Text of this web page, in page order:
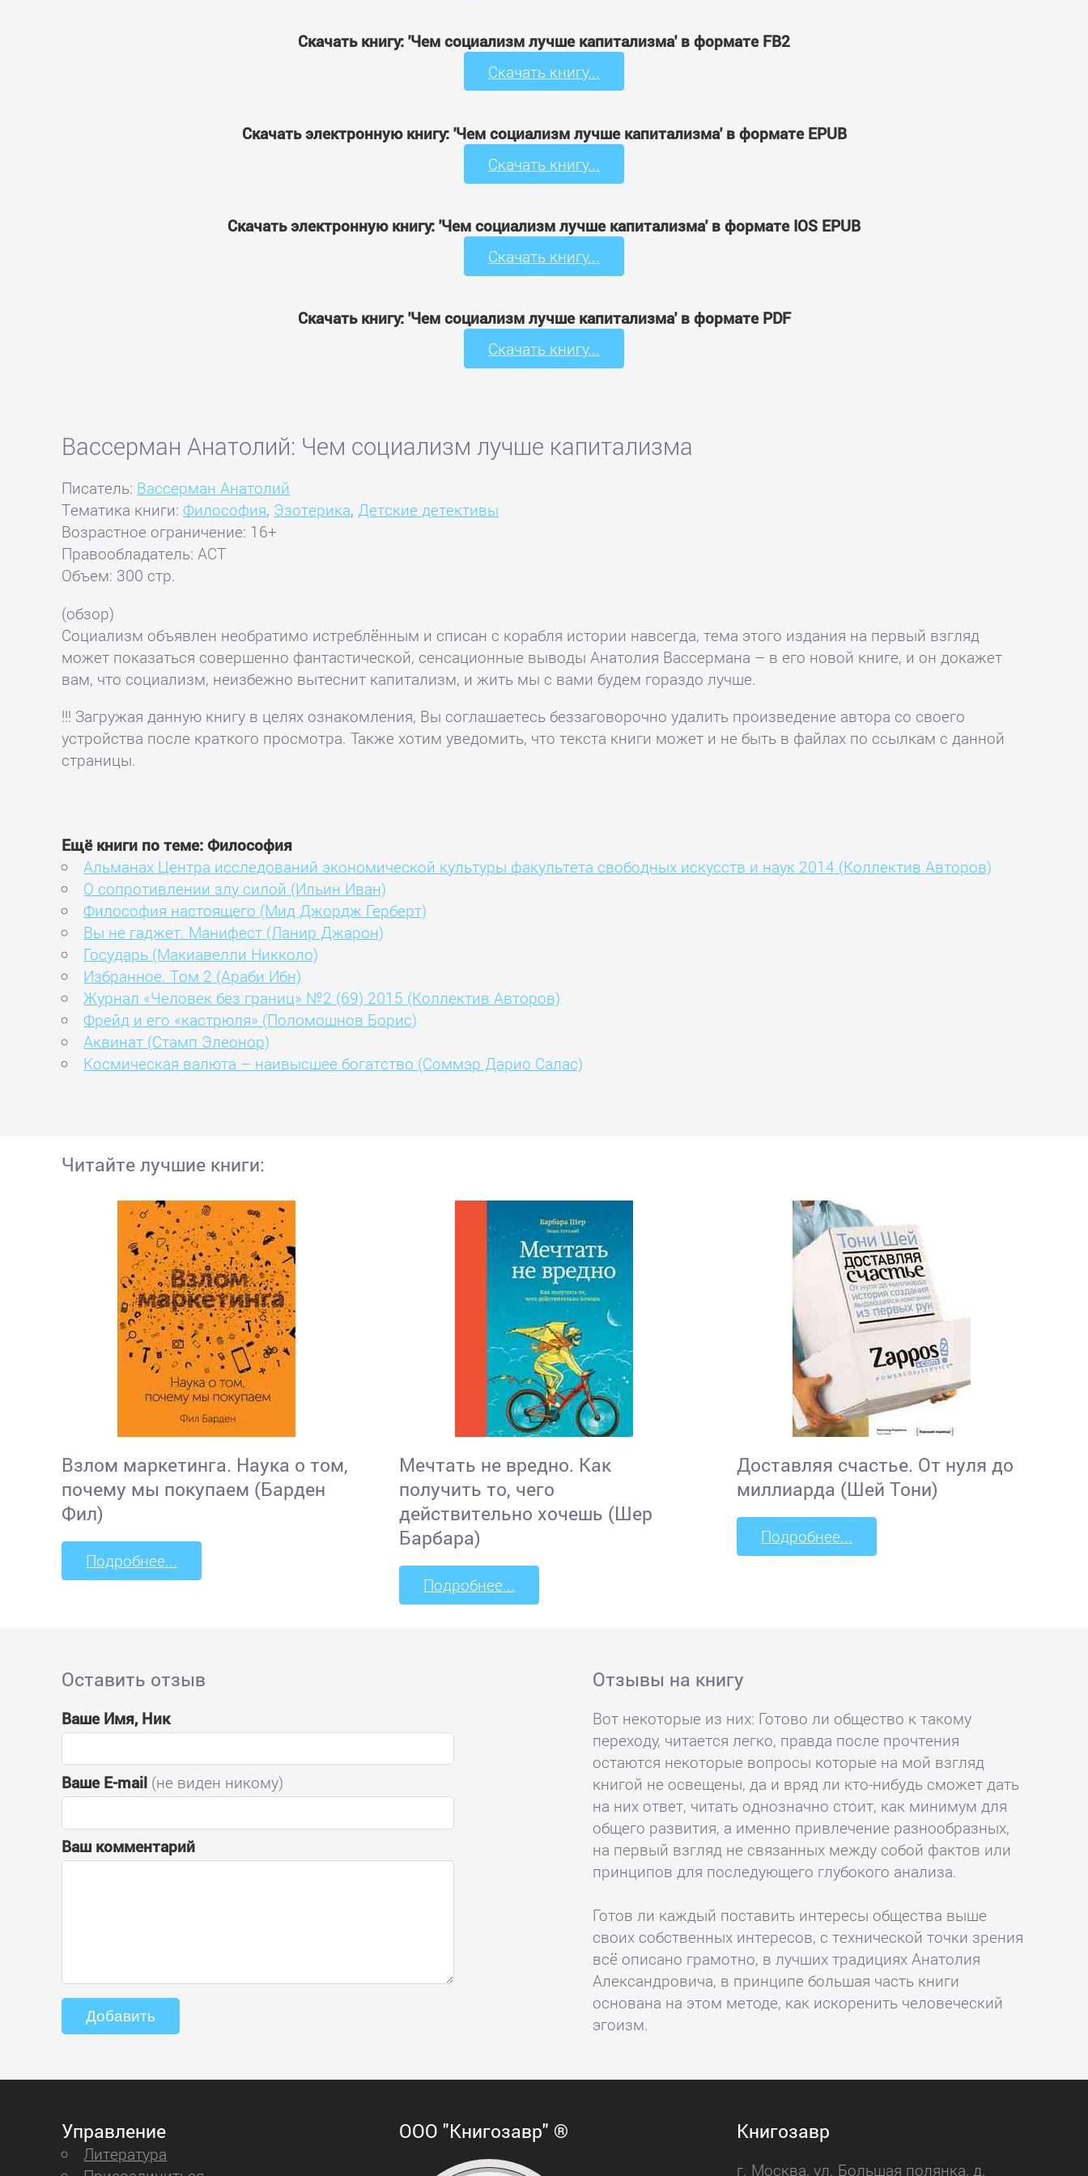
Скачать книгу: 'Чем социализм лучше капитализма' в формате FB2
Скачать книгу...
Скачать электронную книгу: 'Чем социализм лучше капитализма' в формате EPUB
Скачать книгу...
Скачать электронную книгу: 'Чем социализм лучше капитализма' в формате IOS EPUB
Скачать книгу...
Скачать книгу: 'Чем социализм лучше капитализма' в формате PDF
Скачать книгу...
Вассерман Анатолий: Чем социализм лучше капитализма
Писатель: Вассерман Анатолий
Тематика книги:Философия, Эзотерика,Детские детективы
Возрастное ограничение: 16+
Правообладатель: АСТ
Объем: 300 стр.
(обзор)
Социализм объявлен необратимо истреблённым и списан с корабля истории навсегда, тема этого издания на первый взгляд
может показаться совершенно фантастической, сенсационные выводы Анатолия Вассермана – в его новой книге, и он докажет
вам, что социализм, неизбежно вытеснит капитализм, и жить мы с вами будем гораздо лучше.
!!! Загружая данную книгу в целях ознакомления, Вы соглашаетесь беззаговорочно удалить произведение автора со своего
устройства после краткого просмотра. Также хотим уведомить, что текста книги может и не быть в файлах по ссылкам с данной
страницы.
Ещё книги по теме: Философия
Альманах Центра исследований экономической культуры факультета свободных искусств и наук 2014 (Коллектив Авторов)
О сопротивлении злу силой (Ильин Иван)
Философия настоящего (Мид Джордж Герберт)
Вы не гаджет. Манифест (Ланир Джарон)
Государь (Макиавелли Никколо)
Избранное. Том 2 (Араби Ибн)
Журнал «Человек без границ» №2 (69) 2015 (Коллектив Авторов)
Фрейд и его «кастрюля» (Поломошнов Борис)
Аквинат (Стамп Элеонор)
Космическая валюта – наивысшее богатство (Соммэр Дарио Салас)
Читайте лучшие книги:
Взлом маркетинга. Наука о том,
почему мы покупаем (Барден
Фил)
Подробнее...
Мечтать не вредно. Как
получить то, чего
действительно хочешь (Шер
Барбара)
Подробнее...
Доставляя счастье. От нуля до
миллиарда (Шей Тони)
Подробнее...
Оставить отзыв
Ваше Имя, Ник
Ваше E-mail (не виден никому)
Ваш комментарий
Отзывы на книгу
Вот некоторые из них: Готово ли общество к такому
переходу, читается легко, правда после прочтения
остаются некоторые вопросы которые на мой взгляд
книгой не освещены, да и вряд ли кто-нибудь сможет дать
на них ответ, читать однозначно стоит, как минимум для
общего развития, а именно привлечение разнообразных,
на первый взгляд не связанных между собой фактов или
принципов для последующего глубокого анализа.
Готов ли каждый поставить интересы общества выше
своих собственных интересов, с технической точки зрения
всё описано грамотно, в лучших традициях Анатолия
Александровича, в принципе большая часть книги
основана на этом методе, как искоренить человеческий
эгоизм.
Управление
Литература
ООО "Книгозавр" ® Книгозавр
г. Москва, ул. Большая полянка, д.